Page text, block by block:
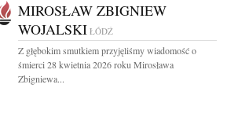
MIROSŁAW ZBIGNIEW
WOJALSKI ŁÓDŹ
Z głębokim smutkiem przyjęliśmy wiadomość o
śmierci 28 kwietnia 2026 roku Mirosława
Zbigniewa...